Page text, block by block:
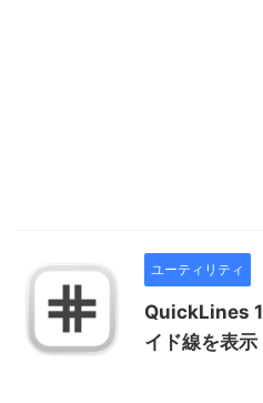
ユーティリティ
QuickLines
イド線を表示